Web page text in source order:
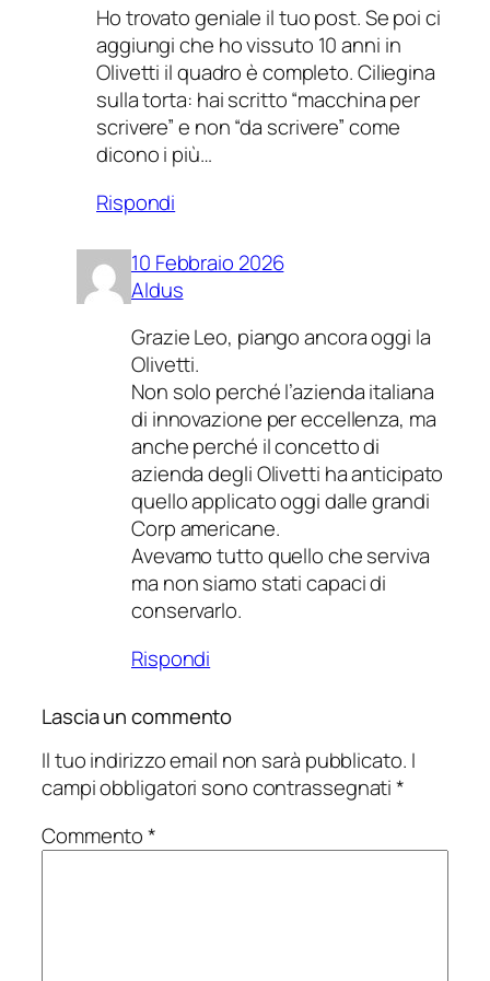
Ho trovato geniale il tuo post. Se poi ci
aggiungi che ho vissuto 10 anni in
Olivetti il quadro è completo. Ciliegina
sulla torta: hai scritto “macchina per
scrivere” e non “da scrivere” come
dicono i più…
Rispondi
10 Febbraio 2026
Aldus
Grazie Leo, piango ancora oggi la
Olivetti.
Non solo perché l’azienda italiana
di innovazione per eccellenza, ma
anche perché il concetto di
azienda degli Olivetti ha anticipato
quello applicato oggi dalle grandi
Corp americane.
Avevamo tutto quello che serviva
ma non siamo stati capaci di
conservarlo.
Rispondi
Lascia un commento
Il tuo indirizzo email non sarà pubblicato. I
campi obbligatori sono contrassegnati*
Commento*